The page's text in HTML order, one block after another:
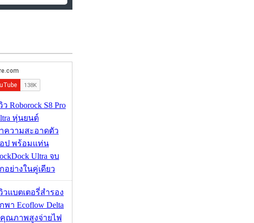
ว Roborock S8 Pro
หุ่นยนต์
ความสะอาดตัว
ป พร้อมแท่น
Ultra จบ
อย่างในคู่เดียว
วแบตเตอรี่สำรอง
พา Ecoflow Delta
คุณภาพสูงจ่ายไฟ